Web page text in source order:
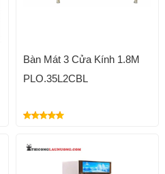
Bàn Mát 3 Cửa Kính 1.8M
PLO.35L2CBL